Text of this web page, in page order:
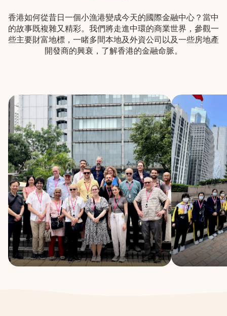
香港如何從昔日一個小漁港變成今天的國際金融中心？當中
的故事既複雜又精彩。我們將走進中環的商業世界，參觀一
些主要財富地標，一睹多間本地及外資公司以及一些房地產
開發商的興衰，了解香港的金融命脈。